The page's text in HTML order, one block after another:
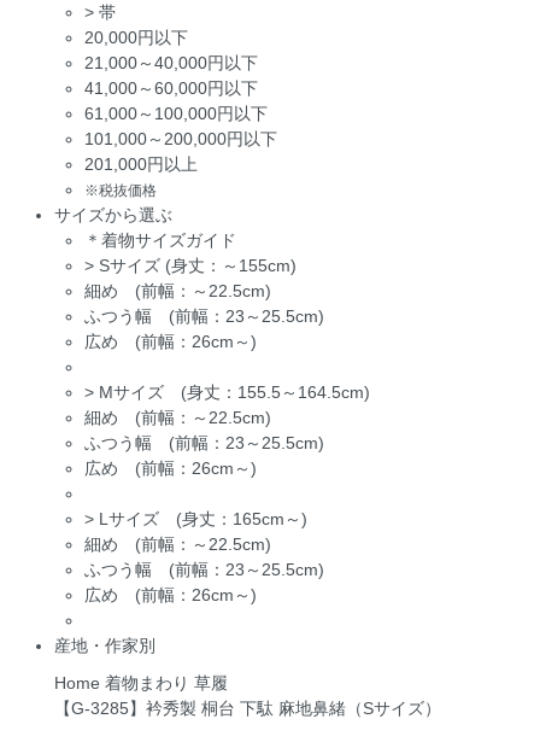
> 帯
20,000円以下
21,000～40,000円以下
41,000～60,000円以下
61,000～100,000円以下
101,000～200,000円以下
201,000円以上
※税抜価格
サイズから選ぶ
＊着物サイズガイド
> Sサイズ (身丈：～155cm)
細め (前幅：～22.5cm)
ふつう幅 (前幅：23～25.5cm)
広め (前幅：26cm～)
> Mサイズ (身丈：155.5～164.5cm)
細め (前幅：～22.5cm)
ふつう幅 (前幅：23～25.5cm)
広め (前幅：26cm～)
> Lサイズ (身丈：165cm～)
細め (前幅：～22.5cm)
ふつう幅 (前幅：23～25.5cm)
広め (前幅：26cm～)
産地・作家別
Home 着物まわり 草履
【G-3285】衿秀製 桐台 下駄 麻地鼻緒（Sサイズ）